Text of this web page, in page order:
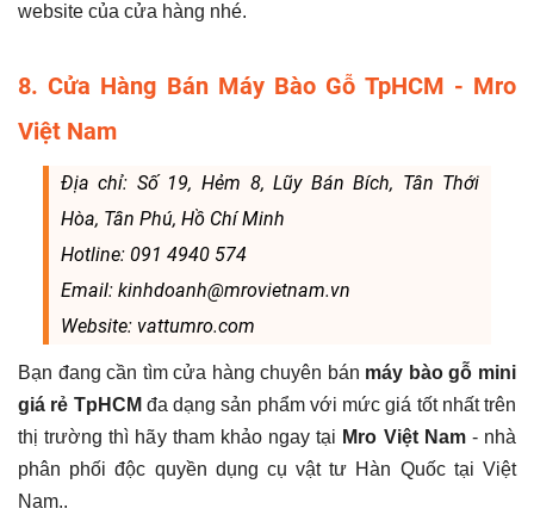
website của cửa hàng nhé.
8. Cửa Hàng Bán Máy Bào Gỗ TpHCM - Mro
Việt Nam
Địa chỉ: Số 19, Hẻm 8, Lũy Bán Bích, Tân Thới
Hòa, Tân Phú, Hồ Chí Minh
Hotline: 091 4940 574
Email: kinhdoanh@mrovietnam.vn
Website: vattumro.com
Bạn đang cần tìm cửa hàng chuyên bán máy bào gỗ mini
giá rẻ TpHCM đa dạng sản phẩm với mức giá tốt nhất trên
thị trường thì hãy tham khảo ngay tại Mro Việt Nam- nhà
phân phối độc quyền dụng cụ vật tư Hàn Quốc tại Việt
Nam..